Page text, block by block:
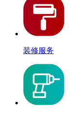
装修服务